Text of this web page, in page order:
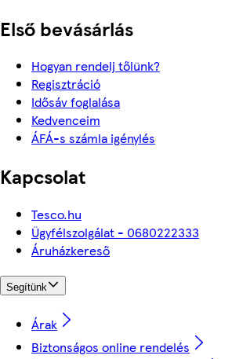
Első bevásárlás
Hogyan rendelj tőlünk?
Regisztráció
Idősáv foglalása
Kedvenceim
ÁFÁ-s számla igénylés
Kapcsolat
Tesco.hu
Ügyfélszolgálat - 0680222333
Áruházkereső
Segítünk
Árak
Biztonságos online rendelés